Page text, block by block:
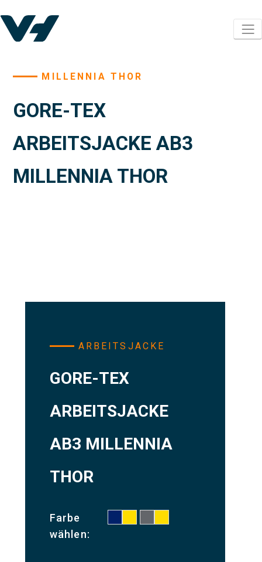
MILLENNIA THOR
GORE-TEX
ARBEITSJACKE AB3
MILLENNIA THOR
ARBEITSJACKE
GORE-TEX
ARBEITSJACKE
AB3 MILLENNIA
THOR
Farbe
wählen: